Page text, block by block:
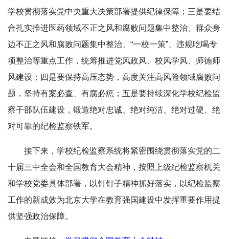
学校贯彻落实党中央重大决策部署提供纪律保障；三是要结
合扎实推进医药领域不正之风和腐败问题集中整治、群众身
边不正之风和腐败问题集中整治、“一校一策”、违规吃喝专
项整治等重点工作，统筹推进党风政风、校风学风、师德师
风建设；四是要保持高压态势，高度关注高风险领域腐败问
题，坚持有案必查、有腐必惩；五是要持续深化学校纪检监
察干部队伍建设，锻造绝对忠诚、绝对纯洁、绝对过硬、绝
对可靠的纪检监察铁军。
接下来，学校纪检监察系统将紧密围绕贯彻落实党的二
十届三中全会和全国教育大会精神，按照上级纪检监察机关
和学校党委具体部署，以钉钉子精神抓好落实，以纪检监察
工作的新成效为北京大学在教育强国建设中发挥重要作用提
供坚强政治保障。